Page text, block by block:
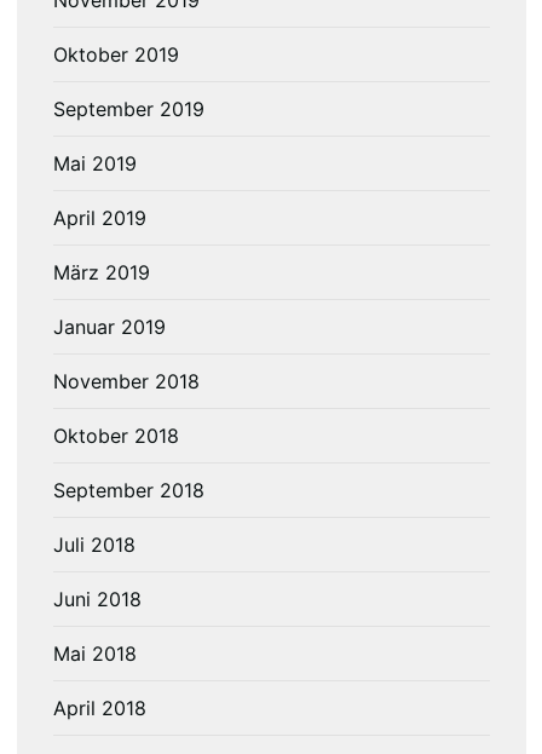
Oktober 2019
September 2019
Mai 2019
April 2019
März 2019
Januar 2019
November 2018
Oktober 2018
September 2018
Juli 2018
Juni 2018
Mai 2018
April 2018